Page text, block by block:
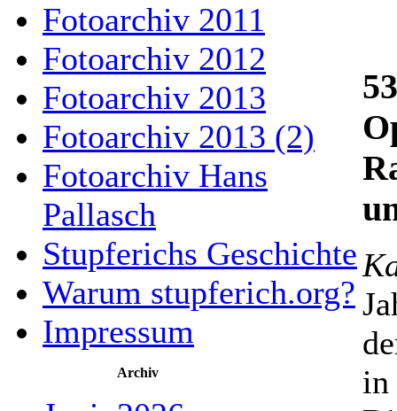
Fotoarchiv 2011
Fotoarchiv 2012
Fotoarchiv 2013
Fotoarchiv 2013 (2)
Fotoarchiv Hans
Pallasch
Stupferichs Geschichte
Warum stupferich.org?
Impressum
Archiv
in